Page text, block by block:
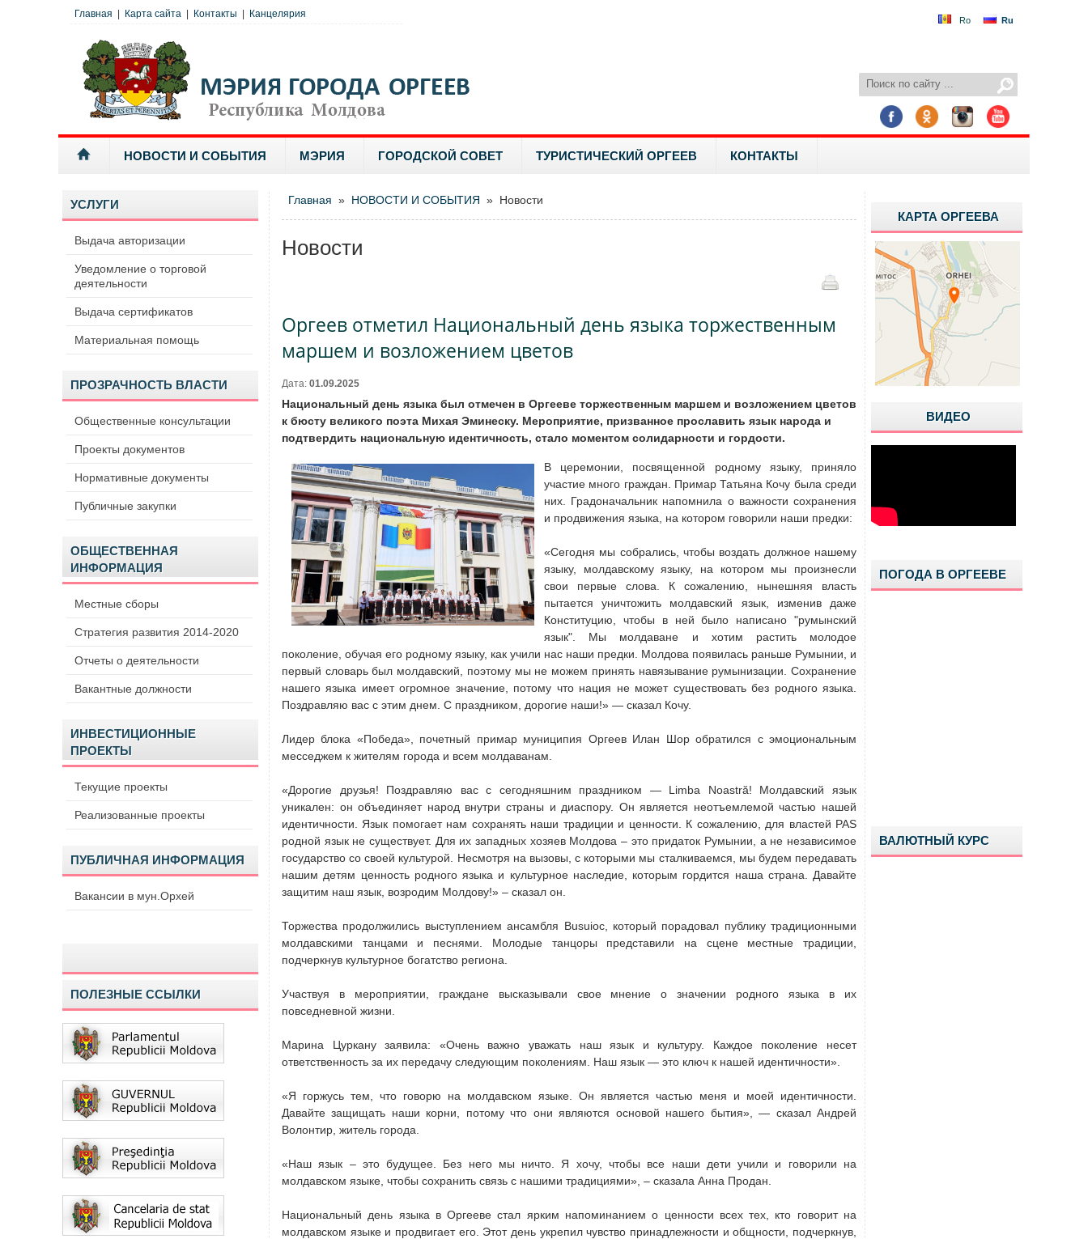
Ro Ru
Главная Карта сайта Контакты Канцелярия
НОВОСТИ И СОБЫТИЯ МЭРИЯ ГОРОДСКОЙ СОВЕТ ТУРИСТИЧЕСКИЙ ОРГЕЕВ КОНТАКТЫ
УСЛУГИ
Выдача авторизации
Уведомление о торговой
деятельности
Выдача сертификатов
Материальная помощь
ПРОЗРАЧНОСТЬ ВЛАСТИ
Общественные консультации
Проекты документов
Нормативные документы
Публичные закупки
ОБЩЕСТВЕННАЯ
ИНФОРМАЦИЯ
Местные сборы
Стратегия развития 2014-2020
Отчеты о деятельности
Вакантные должности
ИНВЕСТИЦИОННЫЕ
ПРОЕКТЫ
Текущие проекты
Реализованные проекты
ПУБЛИЧНАЯ ИНФОРМАЦИЯ
Вакансии в мун.Орхей
ПОЛЕЗНЫЕ ССЫЛКИ
Главная » НОВОСТИ И СОБЫТИЯ » Новости
Новости
Оргеев отметил Национальный день языка торжественным
маршем и возложением цветов
Дата: 01.09.2025
Национальный день языка был отмечен в Оргееве торжественным маршем и возложением цветов
к бюсту великого поэта Михая Эминеску. Мероприятие, призванное прославить язык народа и
подтвердить национальную идентичность, стало моментом солидарности и гордости.
В церемонии, посвященной родному языку, приняло
участие много граждан. Примар Татьяна Кочу была среди
них. Градоначальник напомнила о важности сохранения
и продвижения языка, на котором говорили наши предки:
«Сегодня мы собрались, чтобы воздать должное нашему
языку, молдавскому языку, на котором мы произнесли
свои первые слова. К сожалению, нынешняя власть
пытается уничтожить молдавский язык, изменив даже
Конституцию, чтобы в ней было написано "румынский
язык". Мы молдаване и хотим растить молодое
поколение, обучая его родному языку, как учили нас наши предки. Молдова появилась раньше Румынии, и
первый словарь был молдавский, поэтому мы не можем принять навязывание румынизации. Сохранение
нашего языка имеет огромное значение, потому что нация не может существовать без родного языка.
Поздравляю вас с этим днем. С праздником, дорогие наши!» — сказал Кочу.
Лидер блока «Победа», почетный примар муниципия Оргеев Илан Шор обратился с эмоциональным
месседжем к жителям города и всем молдаванам.
«Дорогие друзья! Поздравляю вас с сегодняшним праздником — Limba Noastră! Молдавский язык
уникален: он объединяет народ внутри страны и диаспору. Он является неотъемлемой частью нашей
идентичности. Язык помогает нам сохранять наши традиции и ценности. К сожалению, для властей PAS
родной язык не существует. Для их западных хозяев Молдова – это придаток Румынии, а не независимое
государство со своей культурой. Несмотря на вызовы, с которыми мы сталкиваемся, мы будем передавать
нашим детям ценность родного языка и культурное наследие, которым гордится наша страна. Давайте
защитим наш язык, возродим Молдову!» – сказал он.
Торжества продолжились выступлением ансамбля Busuioc, который порадовал публику традиционными
молдавскими танцами и песнями. Молодые танцоры представили на сцене местные традиции,
подчеркнув культурное богатство региона.
Участвуя в мероприятии, граждане высказывали свое мнение о значении родного языка в их
повседневной жизни.
Марина Цуркану заявила: «Очень важно уважать наш язык и культуру. Каждое поколение несет
ответственность за их передачу следующим поколениям. Наш язык — это ключ к нашей идентичности».
«Я горжусь тем, что говорю на молдавском языке. Он является частью меня и моей идентичности.
Давайте защищать наши корни, потому что они являются основой нашего бытия», — сказал Андрей
Волонтир, житель города.
«Наш язык – это будущее. Без него мы ничто. Я хочу, чтобы все наши дети учили и говорили на
молдавском языке, чтобы сохранить связь с нашими традициями», – сказала Анна Продан.
Национальный день языка в Оргееве стал ярким напоминанием о ценности всех тех, кто говорит на
молдавском языке и продвигает его. Этот день укрепил чувство принадлежности и общности, подчеркнув,
КАРТА ОРГЕЕВА
ВИДЕО
ПОГОДА В ОРГЕЕВЕ
ВАЛЮТНЫЙ КУРС